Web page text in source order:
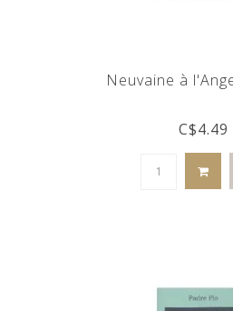
Neuvaine à
C$4.49